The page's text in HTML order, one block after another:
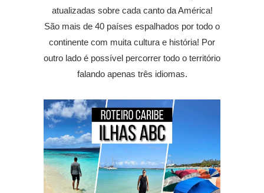
atualizadas sobre cada canto da América!
São mais de 40 países espalhados por todo o
continente com muita cultura e história! Por
outro lado é possível percorrer todo o território
falando apenas três idiomas.